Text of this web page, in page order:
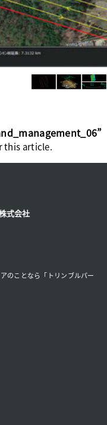
this article.
式会社
のことなら「トリンブルパー